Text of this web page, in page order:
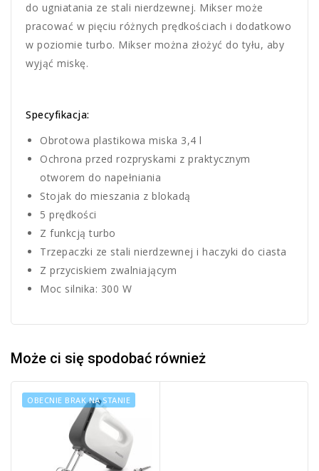
do ugniatania ze stali nierdzewnej. Mikser może
pracować w pięciu różnych prędkościach i dodatkowo
w poziomie turbo. Mikser można złożyć do tyłu, aby
wyjąć miskę.
Specyfikacja:
Obrotowa plastikowa miska 3,4 l
Ochrona przed rozpryskami z praktycznym
otworem do napełniania
Stojak do mieszania z blokadą
5 prędkości
Z funkcją turbo
Trzepaczki ze stali nierdzewnej i haczyki do ciasta
Z przyciskiem zwalniającym
Moc silnika: 300 W
Może ci się spodobać również
OBECNIE BRAK NA STANIE